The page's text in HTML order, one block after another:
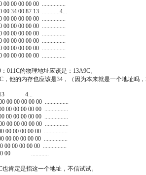
00 00 00 00 00 ................
00 34 00 87 13 ............4...
00 00 00 00 00 ................
00 00 00 00 00 ................
00 00 00 00 00 ................
00 00 00 00 00 ................
00 00 00 00 00 ................
00 00 00 00 00 ................
011C的物理地址应该是：13A9C。
，他的内存也应该是34，（因为本来就是一个地址吗
4...
00 00 00 00 00 ................
00 00 00 00 00 ................
00 00 00 00 00 ................
00 00 00 00 00 ................
00 00 00 00 00 ................
00 00 00 00 00 ................
00 00 00 00 00 ................
00 00 00 ............
肯定是指这一个地址，不信试试。